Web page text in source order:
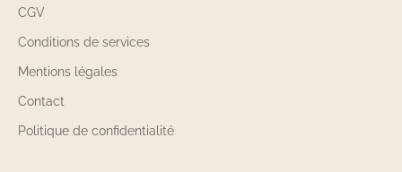
CGV
Conditions de services
Mentions légales
Contact
Politique de confidentialité